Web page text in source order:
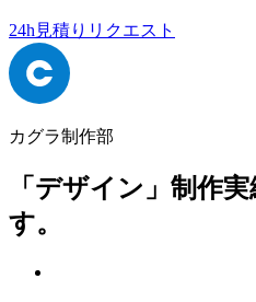
24h見積りリクエスト
カグラ制作部
「デザイン」制作
す。